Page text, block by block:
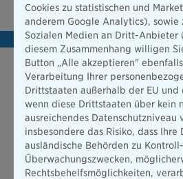
Wir versichern
Scooter!
E-Scooter sind schon länger voll im
Menschen bevorzugen die neue
Elektrokleinstfahrzeugen. Versichern
Scooter bei uns.
Cookies zu statistischen und
anderem Google Analytics), sowie
Sozialen Medien an Dritt-Anbieter
diesem Zusammenhang willigen
Button „Alle akzeptieren"
Verarbeitung Ihrer
Drittstaaten außerhalb der EU und
wenn diese Drittstaaten über kein
ausreichendes Datenschutzniveau
insbesondere das Risiko, dass Ihre
ausländische Behörden zu
Überwachungszwecken,
Rechtsbehelfsmöglichkeiten,